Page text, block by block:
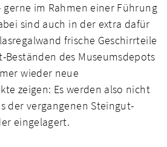
gerne im Rahmen einer Führung
sind auch in der extra dafür
frische Geschirrteile
Beständen des Museumsdepots
wieder neue
zeigen: Es werden also nicht
der vergangenen Steingut-
eingelagert.